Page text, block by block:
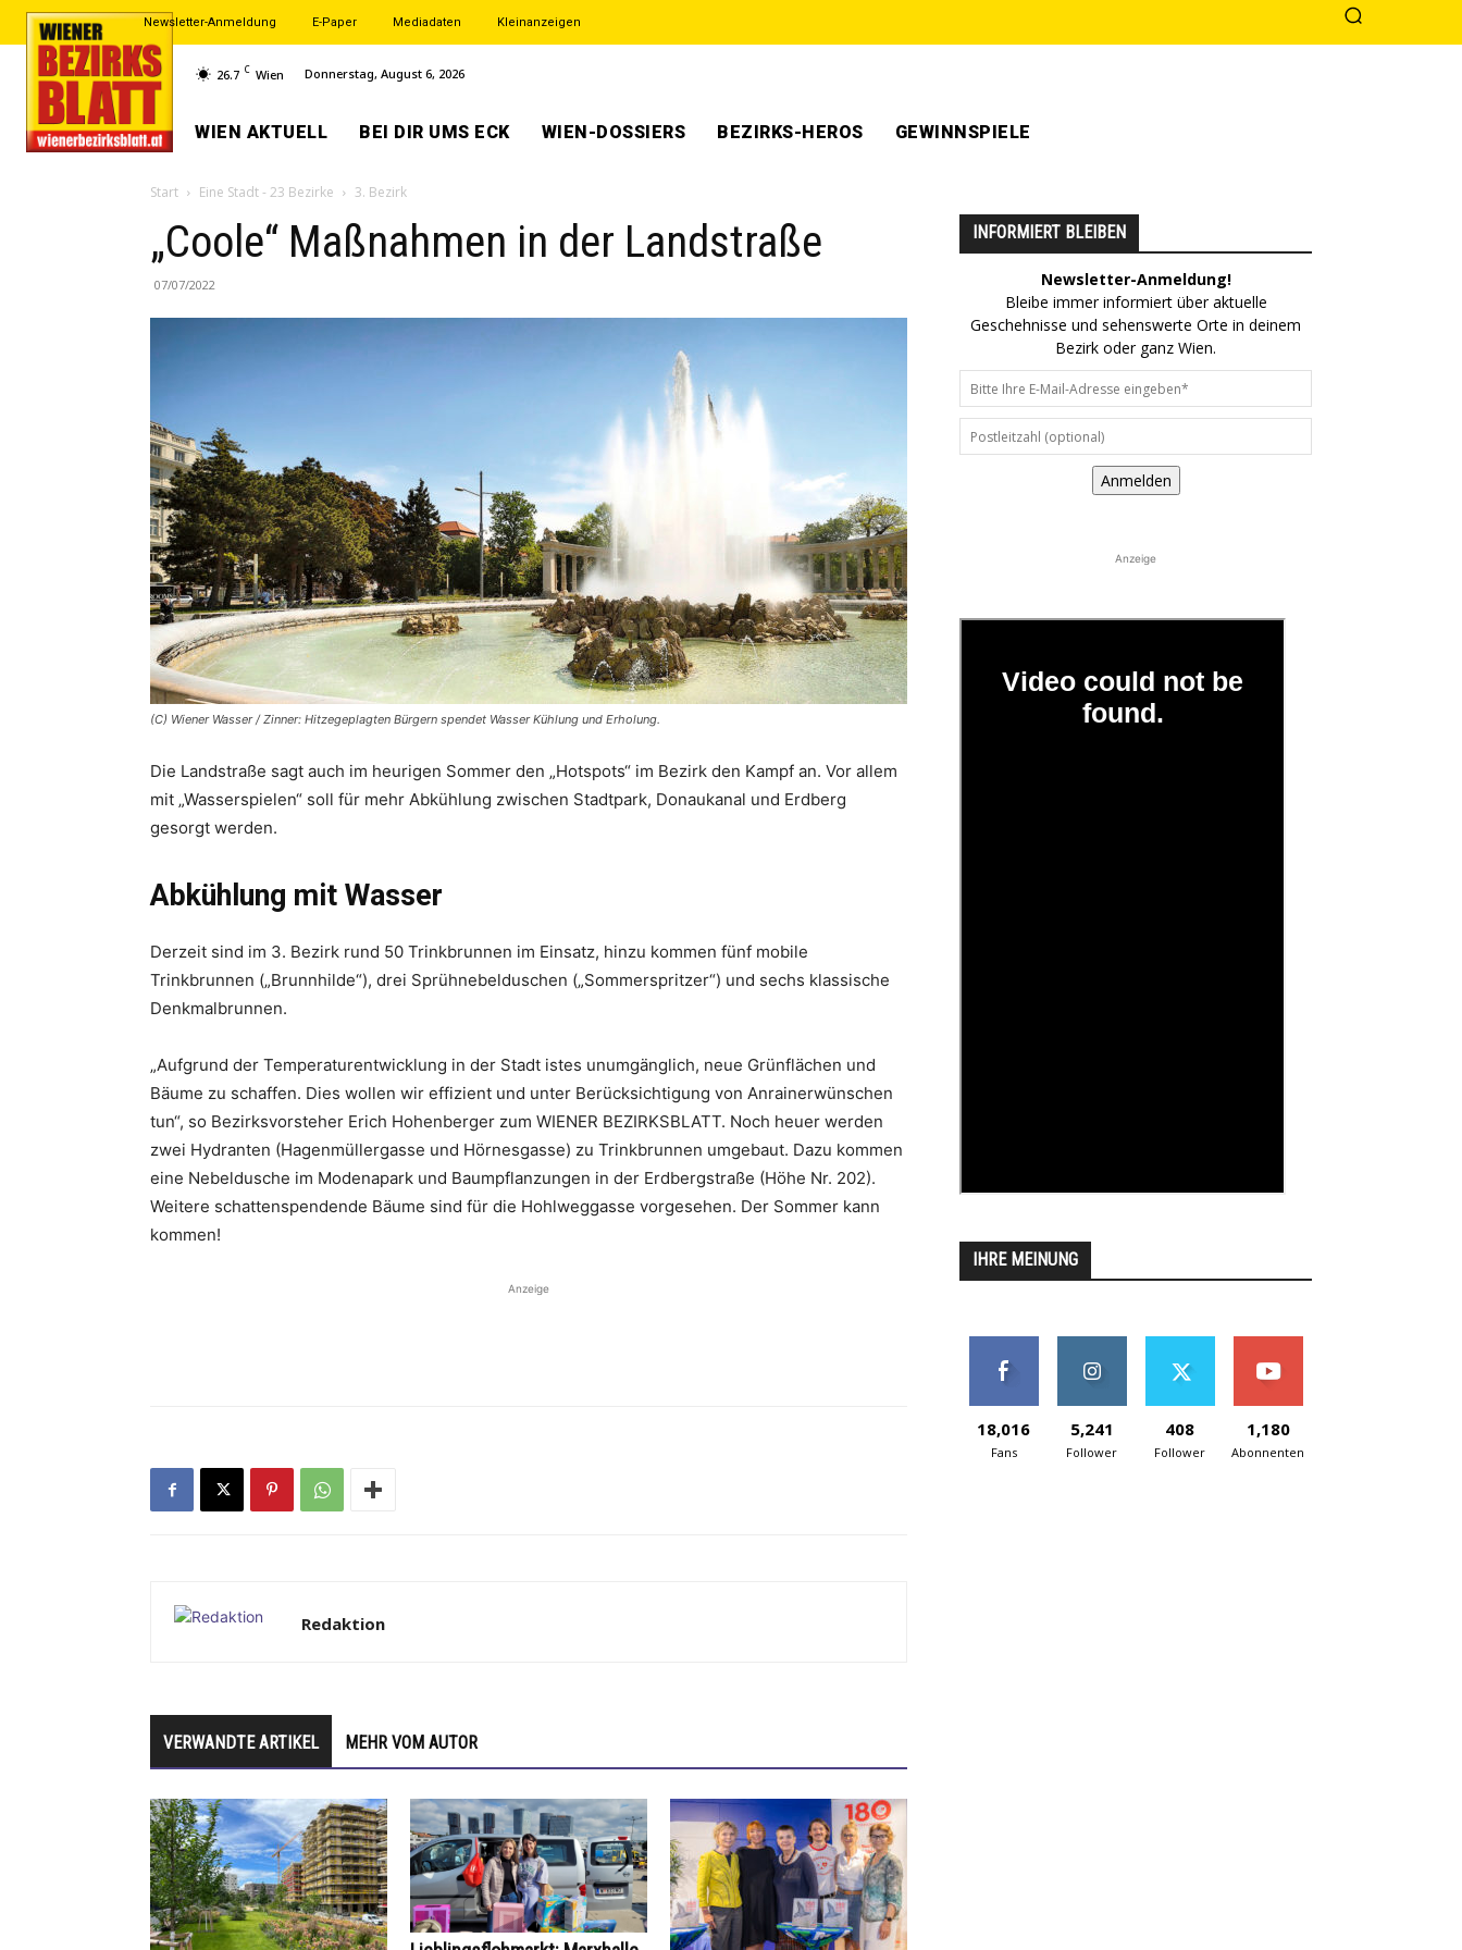
Newsletter-Anmeldung E-Paper Mediadaten Kleinanzeigen
26.7 C Wien Donnerstag, August 6, 2026
WIEN AKTUELL BEI DIR UMS ECK WIEN-DOSSIERS BEZIRKS-HEROS GEWINNSPIELE
Start Eine Stadt - 23 Bezirke 3. Bezirk
„Coole“ Maßnahmen in der Landstraße
07/07/2022
(C) Wiener Wasser / Zinner: Hitzegeplagten Bürgern spendet Wasser Kühlung und Erholung.
Die Landstraße sagt auch im heurigen Sommer den „­Hotspots“ im Bezirk den Kampf an. Vor allem
mit „Wasserspielen“ soll für mehr Abkühlung zwischen Stadtpark, Donaukanal und Erdberg
gesorgt werden.
Abkühlung mit Wasser
Derzeit sind im 3. Bezirk rund 50 Trinkbrunnen im Einsatz, hinzu kommen fünf mobile
Trinkbrunnen („Brunnhilde“), drei Sprühnebelduschen („Sommerspritzer“) und sechs klas­sische
Denkmalbrunnen.
„Aufgrund der Temperaturentwicklung in der Stadt istes unumgänglich, neue Grün­flächen und
Bäume zu schaffen. Dies wollen wir effizient und unter Berücksichtigung von Anrainerwünschen
tun“, so Bezirksvorsteher Erich ­Hohenberger zum WIENER BEZIRKSBLATT. Noch heuer werden
zwei Hydranten (Hagenmüllergasse und Hörnesgasse) zu Trinkbrunnen umgebaut. Dazu kommen
eine Nebeldusche im Modena­park und Baumpflanzungen in der Erdbergstraße (Höhe Nr. 202).
Weitere schattenspendende Bäume sind für die Hohl­weggasse vorgesehen. Der Sommer kann
kommen!
Anzeige
Redaktion
VERWANDTE ARTIKEL MEHR VOM AUTOR
INFORMIERT BLEIBEN
Newsletter-Anmeldung!
Bleibe immer informiert über aktuelle
Geschehnisse und sehenswerte Orte in deinem
Bezirk oder ganz Wien.
Anmelden
Anzeige
IHRE MEINUNG
18,016
Fans
5,241
Follower
408
Follower
1,180
Abonnenten